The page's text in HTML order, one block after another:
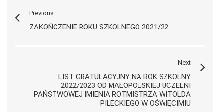
Previous
ZAKOŃCZENIE ROKU SZKOLNEGO 2021/22
Next
LIST GRATULACYJNY NA ROK SZKOLNY
2022/2023 OD MAŁOPOLSKIEJ UCZELNI
PAŃSTWOWEJ IMIENIA ROTMISTRZA WITOLDA
PILECKIEGO W OŚWIĘCIMIU